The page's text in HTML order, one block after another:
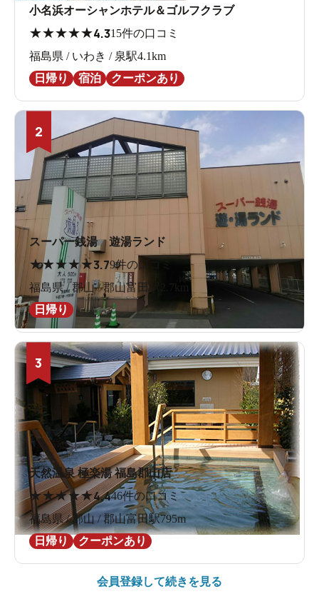
小名浜オーシャンホテル＆ゴルフクラブ
★★★★★4.315件の口コミ
福島県 / いわき / 泉駅4.1km
日帰り
宿泊 クーポンあり
2
スーパー銭湯 遊湯ランド
★★★★★3.79件の口コミ
福島県 / 郡山 / 郡山富田駅2.7km
日帰り
3
天然温泉 極楽湯 福島郡山店
★★★★★4.446件の口コミ
福島県 / 郡山 / 郡山富田駅795m
日帰り
クーポンあり
会員登録して続きを見る